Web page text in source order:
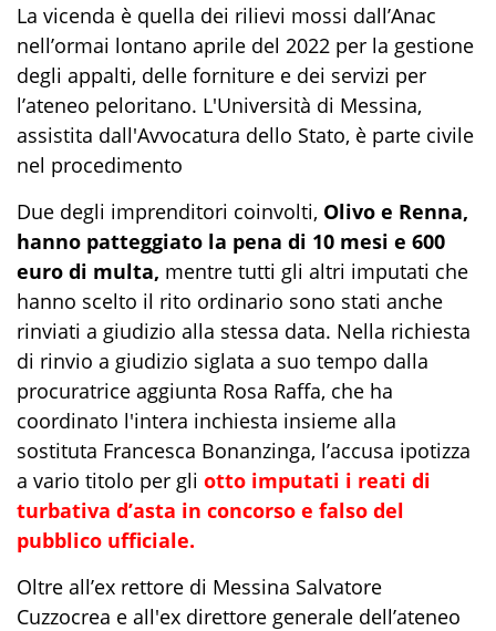
La vicenda è quella dei rilievi mossi dall’Anac
nell’ormai lontano aprile del 2022 per la gestione
degli appalti, delle forniture e dei servizi per
l’ateneo peloritano. L'Università di Messina,
assistita dall'Avvocatura dello Stato, è parte civile
nel procedimento
Due degli imprenditori coinvolti, Olivo e Renna,
hanno patteggiato la pena di 10 mesi e 600
euro di multa, mentre tutti gli altri imputati che
hanno scelto il rito ordinario sono stati anche
rinviati a giudizio alla stessa data. Nella richiesta
di rinvio a giudizio siglata a suo tempo dalla
procuratrice aggiunta Rosa Raffa, che ha
coordinato l'intera inchiesta insieme alla
sostituta Francesca Bonanzinga, l’accusa ipotizza
a vario titolo per gli otto imputati i reati di
turbativa d’asta in concorso e falso del
pubblico ufficiale.
Oltre all’ex rettore di Messina Salvatore
Cuzzocrea e all'ex direttore generale dell’ateneo